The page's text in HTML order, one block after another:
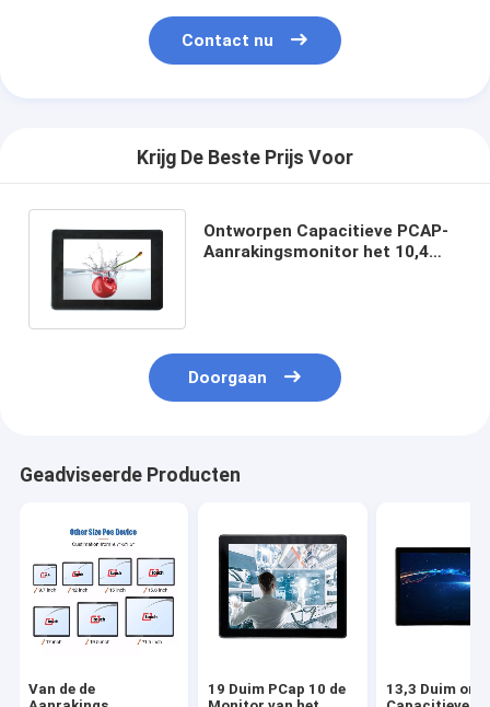
Contact nu
Krijg De Beste Prijs Voor
Ontworpen Capacitieve PCAP-
Aanrakingsmonitor het 10,4
Doorgaan
Geadviseerde Producten
Van de de
19 Duim PCap 10 de
13,3 Duim